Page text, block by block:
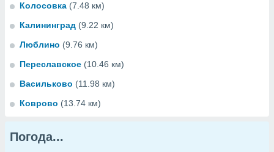
Колосовка (7.48 км)
Калининград (9.22 км)
Люблино (9.76 км)
Переславское (10.46 км)
Васильково (11.98 км)
Коврово (13.74 км)
Погода...